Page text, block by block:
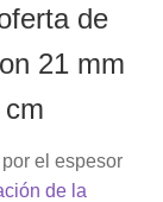
de
21 mm
el espesor
de la